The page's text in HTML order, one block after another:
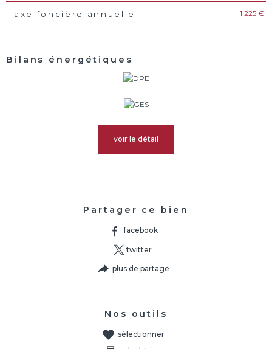
Taxe foncière annuelle 1 225 €
Bilans énergétiques
voir le détail
Partager ce bien
facebook
twitter
plus de partage
Nos outils
sélectionner